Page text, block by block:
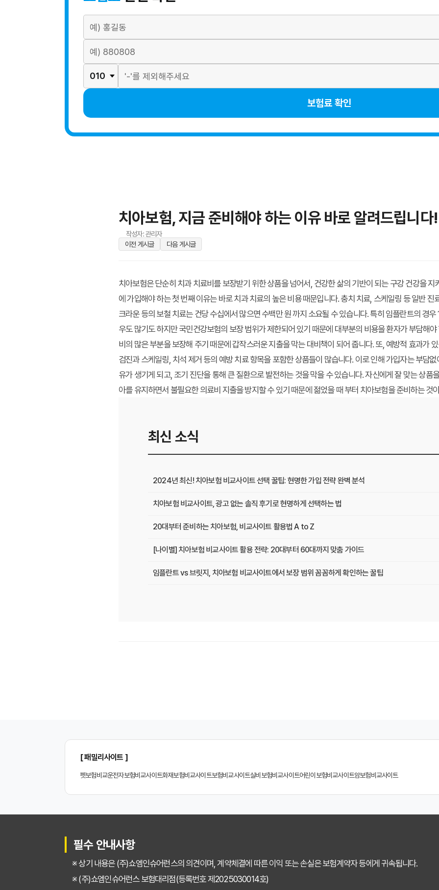
보험료 확인
치아보험, 지금 준비해야 하는 이유 바로 알려드립니다!
작성자: 관리자
이전 게시글
다음 게시글
치아보험은 단순히 치과 치료비를 보장받기 위한 상품을 넘어서, 건강한 삶의 기반이 되는 구강 건강을
에 가입해야 하는 첫 번째 이유는 바로 치과 치료의 높은 비용 때문입니다. 충치 치료, 스케일링 등 일반
크라운 등의 보철 치료는 건당 수십에서 많으면 수백만 원 까지 소요될 수 있습니다. 특히 임플란트의 경
우도 많기도 하지만 국민건강보험의 보장 범위가 제한되어 있기 때문에 대부분의 비용을 환자가 부담해
비의 많은 부분을 보장해 주기 때문에 갑작스러운 지출을 막는 대비책이 되어 줍니다. 또, 예방적 효과가
검진과 스케일링, 치석 제거 등의 예방 치료 항목을 포함한 상품들이 많습니다. 이로 인해 가입자는 부담
유가 생기게 되고, 조기 진단을 통해 큰 질환으로 발전하는 것을 막을 수 있습니다. 자신에게 잘 맞는 상품
아를 유지하면서 불필요한 의료비 지출을 방지할 수 있기 때문에 젊었을 때 부터 치아보험을 준비하는 것
최신 소식
2024년 최신! 치아보험 비교사이트 선택 꿀팁: 현명한 가입 전략 완벽 분석
치아보험 비교사이트, 광고 없는 솔직 후기로 현명하게 선택하는 법
20대부터 준비하는 치아보험, 비교사이트 활용법 A to Z
[나이별] 치아보험 비교사이트 활용 전략: 20대부터 60대까지 맞춤 가이드
임플란트 vs 브릿지, 치아보험 비교사이트에서 보장 범위 꼼꼼하게 확인하는 꿀팁
2024년 치아보험 비교사이트 선택 가이드: 핵심 체크리스트
[ 패밀리사이트 ]
펫보험비교운전자보험비교사이트화재보험비교사이트보험비교사이트실비보험비교사이트어린이보험비교사이트암보험비교사이트
필수 안내사항
※ 상기 내용은 (주)쇼엠인슈어런스의 의견이며, 계약체결에 따른 이익 또는 손실은 보험계약자 등에게 귀속됩니다.
※ (주)쇼엠인슈어런스 보험대리점(등록번호 제2025030014호)